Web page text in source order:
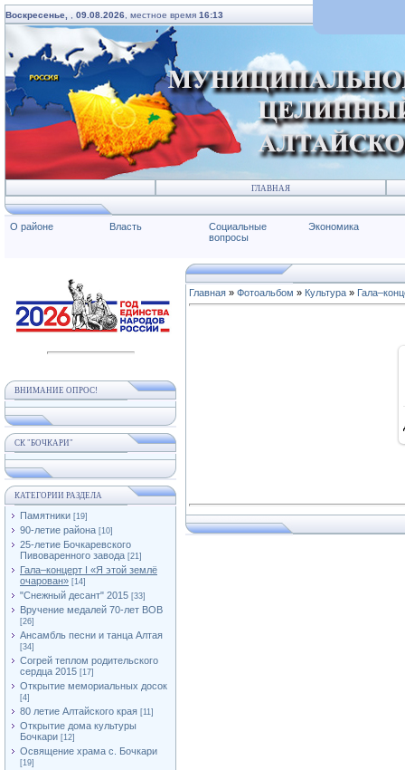
Воскресенье, 09.08.2026 , местное время 16:13
ГЛАВНАЯ
О районе Власть
Социальные
вопросы
Экономика
ВНИМАНИЕ ОПРОС!
СК "БОЧКАРИ"
КАТЕГОРИИ РАЗДЕЛА
Памятники [19]
90-летие района [10]
25-летие Бочкаревского
Пивоваренного завода [21]
Гала–концерт I «Я этой землё
очарован» [14]
"Снежный десант" 2015 [33]
Вручение медалей 70-лет ВОВ
[26]
Ансамбль песни и танца Алтая
[34]
Согрей теплом родительского
сердца 2015 [17]
Открытие мемориальных досок
[4]
80 летие Алтайского края [11]
Открытие дома культуры
Бочкари [12]
Освящение храма с. Бочкари
[19]
Главная » Фотоальбом » Культура »